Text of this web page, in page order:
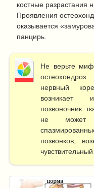
костные разрастания
Проявления
оказывается
панцирь
Не верьте
нервный
возникает
позвоночник
не может
позвонков,